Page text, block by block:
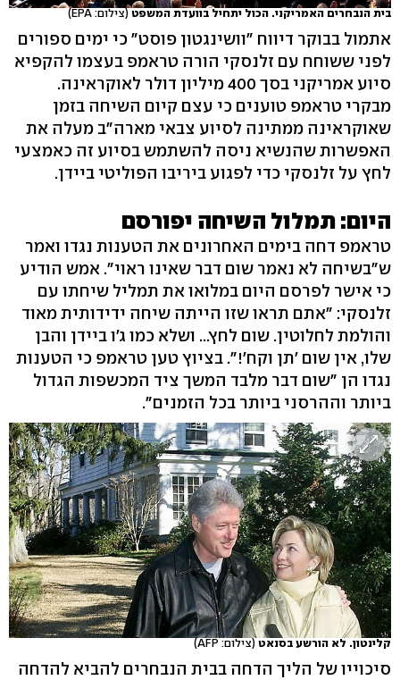
בית הנבחרים האמריקני. הכול יתחיל בוועדת המשפט (צילום: EPA)
אתמול בבוקר דיווח "וושינגטון פוסט" כי ימים ספורים
לפני ששוחח עם זלנסקי הורה טראמפ בעצמו להקפיא
סיוע אמריקני בסך 400 מיליון דולר לאוקראינה.
מבקרי טראמפ טוענים כי עצם קיום השיחה בזמן
שאוקראינה ממתינה לסיוע צבאי מארה"ב מעלה את
האפשרות שהנשיא ניסה להשתמש בסיוע זה כאמצעי
לחץ על זלנסקי כדי לפגוע ביריבו הפוליטי ביידן.
היום: תמלול השיחה יפורסם
טראמפ דחה בימים האחרונים את הטענות נגדו ואמר
ש"בשיחה לא נאמר שום דבר שאינו ראוי". אמש הודיע
כי אישר לפרסם היום במלואו את תמליל שיחתו עם
זלנסקי: "אתם תראו שזו הייתה שיחה ידידותית מאוד
והולמת לחלוטין. שום לחץ... ושלא כמו ג'ו ביידן והבן
שלו, אין שום 'תן וקח'!". בציוץ טען טראמפ כי הטענות
נגדו הן "שום דבר מלבד המשך ציד המכשפות הגדול
ביותר וההרסני ביותר בכל הזמנים".
קלינטון. לא הורשע בסנאט (צילום: AFP)
סיכוייו של הליך הדחה בבית הנבחרים להביא להדחה